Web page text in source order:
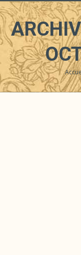
Vous